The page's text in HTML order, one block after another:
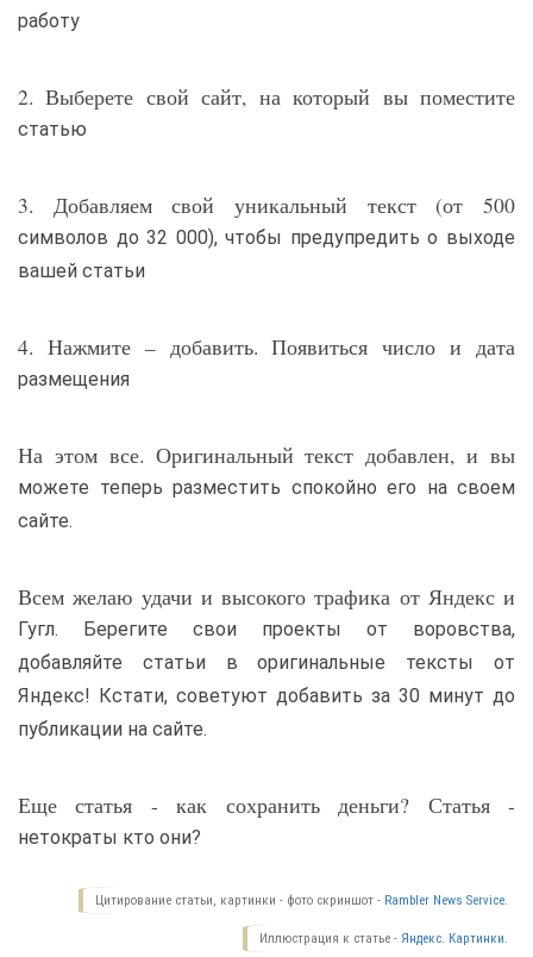
работу
2. Выберете свой сайт, на который вы поместите
статью
3. Добавляем свой уникальный текст (от 500
символов до 32 000), чтобы предупредить о выходе
вашей статьи
4. Нажмите – добавить. Появиться число и дата
размещения
На этом все. Оригинальный текст добавлен, и вы
можете теперь разместить спокойно его на своем
сайте.
Всем желаю удачи и высокого трафика от Яндекс и
Гугл. Берегите свои проекты от воровства,
добавляйте статьи в оригинальные тексты от
Яндекс! Кстати, советуют добавить за 30 минут до
публикации на сайте.
Еще статья - как сохранить деньги? Статья -
нетократы кто они?
Цитирование статьи, картинки - фото скриншот - Rambler News Service.
Иллюстрация к статье - Яндекс. Картинки.